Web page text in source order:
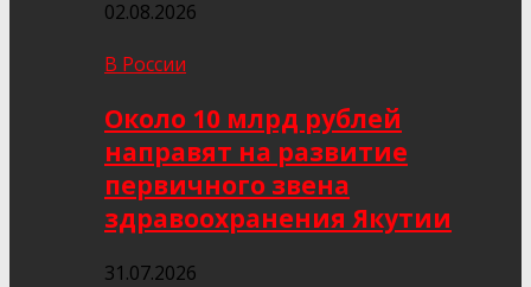
02.08.2026
В России
Около 10 млрд рублей
направят на развитие
первичного звена
здравоохранения Якутии
31.07.2026